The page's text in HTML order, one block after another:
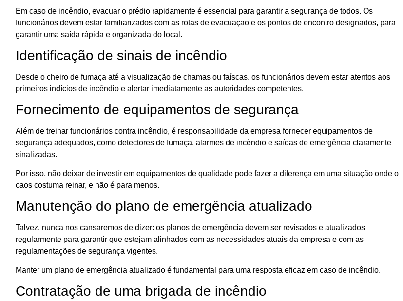
Em caso de incêndio, evacuar o prédio rapidamente é essencial para garantir a segurança de todos. Os
funcionários devem estar familiarizados com as rotas de evacuação e os pontos de encontro designados, para
garantir uma saída rápida e organizada do local.
Identificação de sinais de incêndio
Desde o cheiro de fumaça até a visualização de chamas ou faíscas, os funcionários devem estar atentos aos
primeiros indícios de incêndio e alertar imediatamente as autoridades competentes.
Fornecimento de equipamentos de segurança
Além de treinar funcionários contra incêndio, é responsabilidade da empresa fornecer equipamentos de
segurança adequados, como detectores de fumaça, alarmes de incêndio e saídas de emergência claramente
sinalizadas.
Por isso, não deixar de investir em equipamentos de qualidade pode fazer a diferença em uma situação onde o
caos costuma reinar, e não é para menos.
Manutenção do plano de emergência atualizado
Talvez, nunca nos cansaremos de dizer: os planos de emergência devem ser revisados e atualizados
regularmente para garantir que estejam alinhados com as necessidades atuais da empresa e com as
regulamentações de segurança vigentes.
Manter um plano de emergência atualizado é fundamental para uma resposta eficaz em caso de incêndio.
Contratação de uma brigada de incêndio